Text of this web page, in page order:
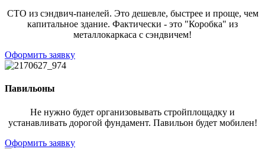
СТО из сэндвич-панелей. Это дешевле, быстрее и проще, чем
капитальное здание. Фактически - это "Коробка" из
металлокаркаса с сэндвичем!
Оформить заявку
Павильоны
Не нужно будет организовывать стройплощадку и
устанавливать дорогой фундамент. Павильон будет мобилен!
Оформить заявку